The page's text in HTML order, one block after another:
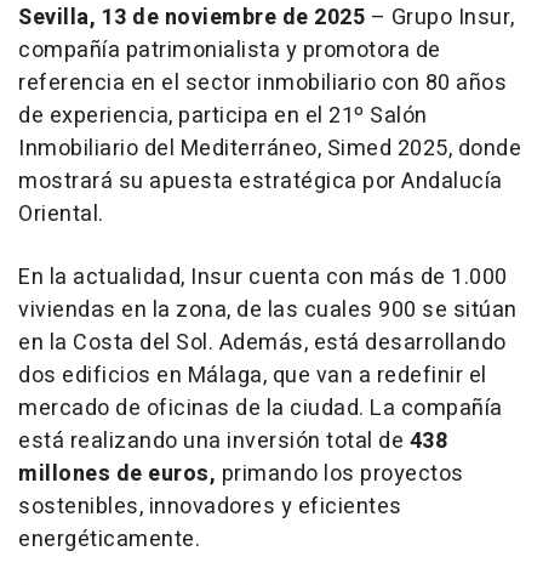
Sevilla, 13 de noviembre de 2025 – Grupo Insur,
compañía patrimonialista y promotora de
referencia en el sector inmobiliario con 80 años
de experiencia, participa en el 21º Salón
Inmobiliario del Mediterráneo, Simed 2025, donde
mostrará su apuesta estratégica por Andalucía
Oriental.
En la actualidad, Insur cuenta con más de 1.000
viviendas en la zona, de las cuales 900 se sitúan
en la Costa del Sol. Además, está desarrollando
dos edificios en Málaga, que van a redefinir el
mercado de oficinas de la ciudad. La compañía
está realizando una inversión total de 438
millones de euros, primando los proyectos
sostenibles, innovadores y eficientes
energéticamente.